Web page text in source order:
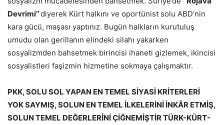
Devrimi’’diyerek Kürt halkını ve oportünist solu ABD’nin
kara gücü, maşası yaptınız. Bugün halkların kurutuluş
umudu olan gerillanın elindeki silahı yakarken
sosyalizmden bahsetmek birincisi ihaneti gizlemek, ikincisi
sosyalistleri faşizmin hizmetine sokmaya çalışmaktır.
PKK, SOLU SOL YAPAN EN TEMEL SİYASİ KRİTERLERİ
YOK SAYMIŞ, SOLUN EN TEMEL İLKELERİNİ İNKÂR ETMİŞ,
SOLUN TEMEL DEĞERLERİNİ ÇİĞNEMİŞTİR TÜRK-KÜRT-